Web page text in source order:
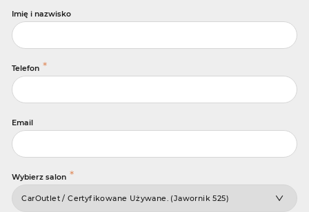
Imię i nazwisko
Telefon *
Email
Wybierz salon *